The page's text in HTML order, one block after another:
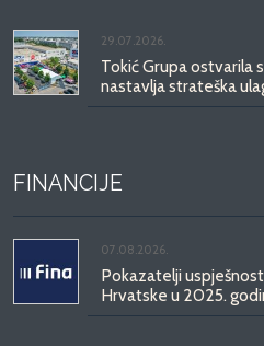
29.07.2026.
Tokić Grupa ostvarila
nastavlja strateška
FINANCIJE
07.08.2026.
Pokazatelji
Hrvatske u 2025.